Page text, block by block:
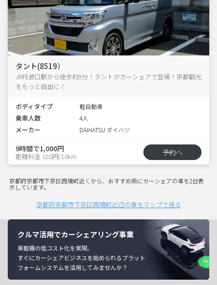
タント(8519）
JR丹波口駅から徒歩約9分！タントがカーシェアで登場！京都観光
をもっと自由に！
ボディタイプ 軽自動車
乗車人数 4人
メーカー DAIHATSU ダイハツ
9時間で1,000円
距離料金 180円/10km 予約へ
京都府京都市下京区西境町近くから、おすすめ順にカーシェアの車を2台表
示しています。
京都府京都市下京区西境町近辺の車をマップで見る
クルマ活用でカーシェアリング事業
車載機の低コスト化を実現。
すぐにカーシェアビジネスを始められるプラット
フォームシステムを活用してみませんか？